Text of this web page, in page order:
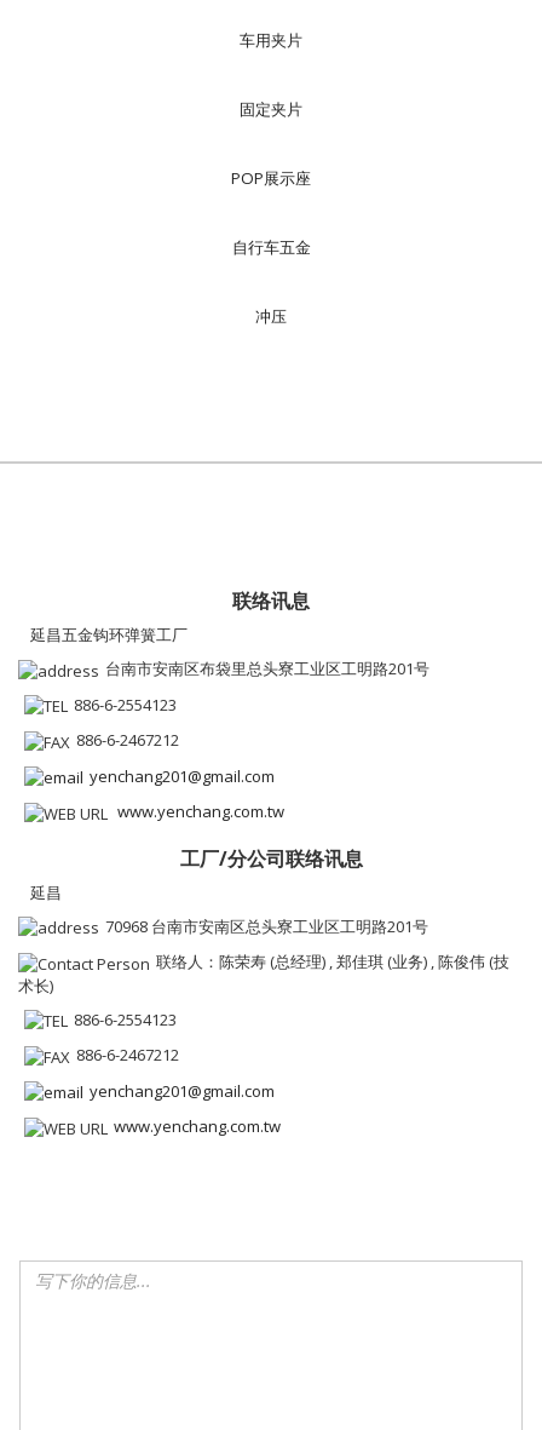
车用夹片
固定夹片
POP展示座
自行车五金
冲压
联络讯息
延昌五金钩环弹簧工厂
台南市安南区布袋里总头寮工业区工明路201号
886-6-2554123
886-6-2467212
yenchang201@gmail.com
www.yenchang.com.tw
工厂/分公司联络讯息
延昌
70968 台南市安南区总头寮工业区工明路201号
联络人：陈荣寿 (总经理) , 郑佳琪 (业务) , 陈俊伟 (技
术长)
886-6-2554123
886-6-2467212
yenchang201@gmail.com
www.yenchang.com.tw